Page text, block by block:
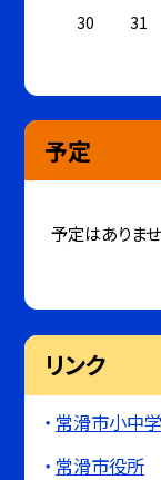
30
31
予定
予定はありま
リンク
常滑市小中
常滑市役所